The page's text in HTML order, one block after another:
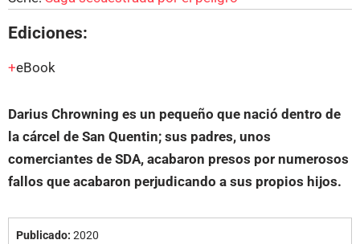
Ediciones:
eBook
Darius Chrowning es un pequeño que nació dentro de
la cárcel de San Quentin; sus padres, unos
comerciantes de SDA, acabaron presos por numerosos
fallos que acabaron perjudicando a sus propios hijos.
Publicado: 2020